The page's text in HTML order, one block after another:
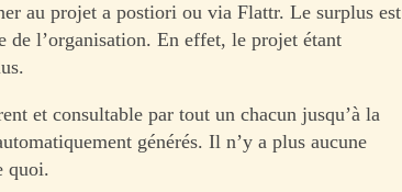
au projet a postiori ou via Flattr. Le surplus est
de l’organisation. En effet, le projet étant
et consultable par tout un chacun jusqu’à la
générés. Il n’y a plus aucune
quoi.